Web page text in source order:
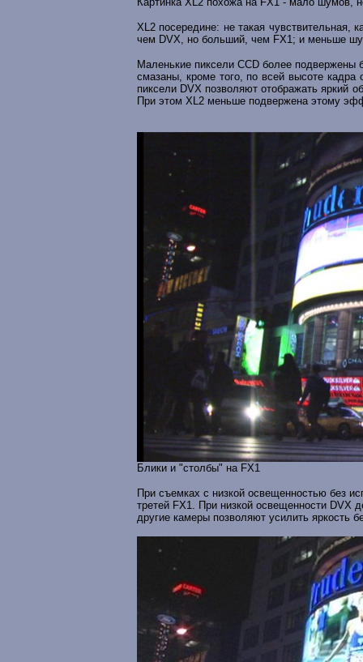
XL2 посередине: не такая чувствительная,
чем DVX, но больший, чем FX1; и меньше
Маленькие пиксели CCD более
смазаны, кроме того, по всей высоте
пиксели DVX позволяют отображать яркий
При этом XL2 меньше подвержена этому
Блики и "столбы" на FX1
При съемках с низкой освещенностью без
третей FX1. При низкой освещенности DVX
другие камеры позволяют усилить яркость